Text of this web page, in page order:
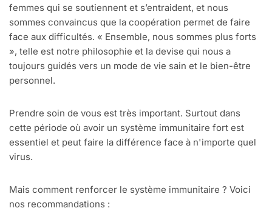
femmes qui se soutiennent et s’entraident, et nous
sommes convaincus que la coopération permet de faire
face aux difficultés. « Ensemble, nous sommes plus forts
», telle est notre philosophie et la devise qui nous a
toujours guidés vers un mode de vie sain et le bien-être
personnel.
Prendre soin de vous est très important. Surtout dans
cette période où avoir un système immunitaire fort est
essentiel et peut faire la différence face à n'importe quel
virus.
Mais comment renforcer le système immunitaire ? Voici
nos recommandations :